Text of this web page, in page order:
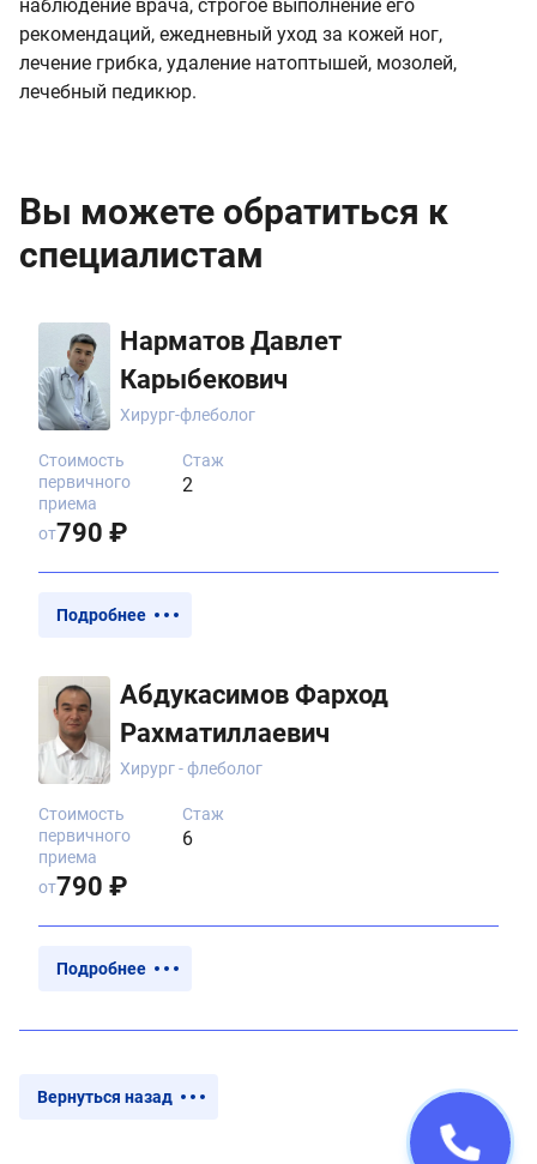
наблюдение врача, строгое выполнение его
рекомендаций, ежедневный уход за кожей ног,
лечение грибка, удаление натоптышей, мозолей,
лечебный педикюр.
Вы можете обратиться к
специалистам
Нарматов Давлет
Карыбекович
Хирург-флеболог
Стаж
2
Стоимость
первичного
приема
от790 ₽
Подробнее
Абдукасимов Фарход
Рахматиллаевич
Хирург - флеболог
Стаж
6
Стоимость
первичного
приема
от790 ₽
Подробнее
Вернуться назад